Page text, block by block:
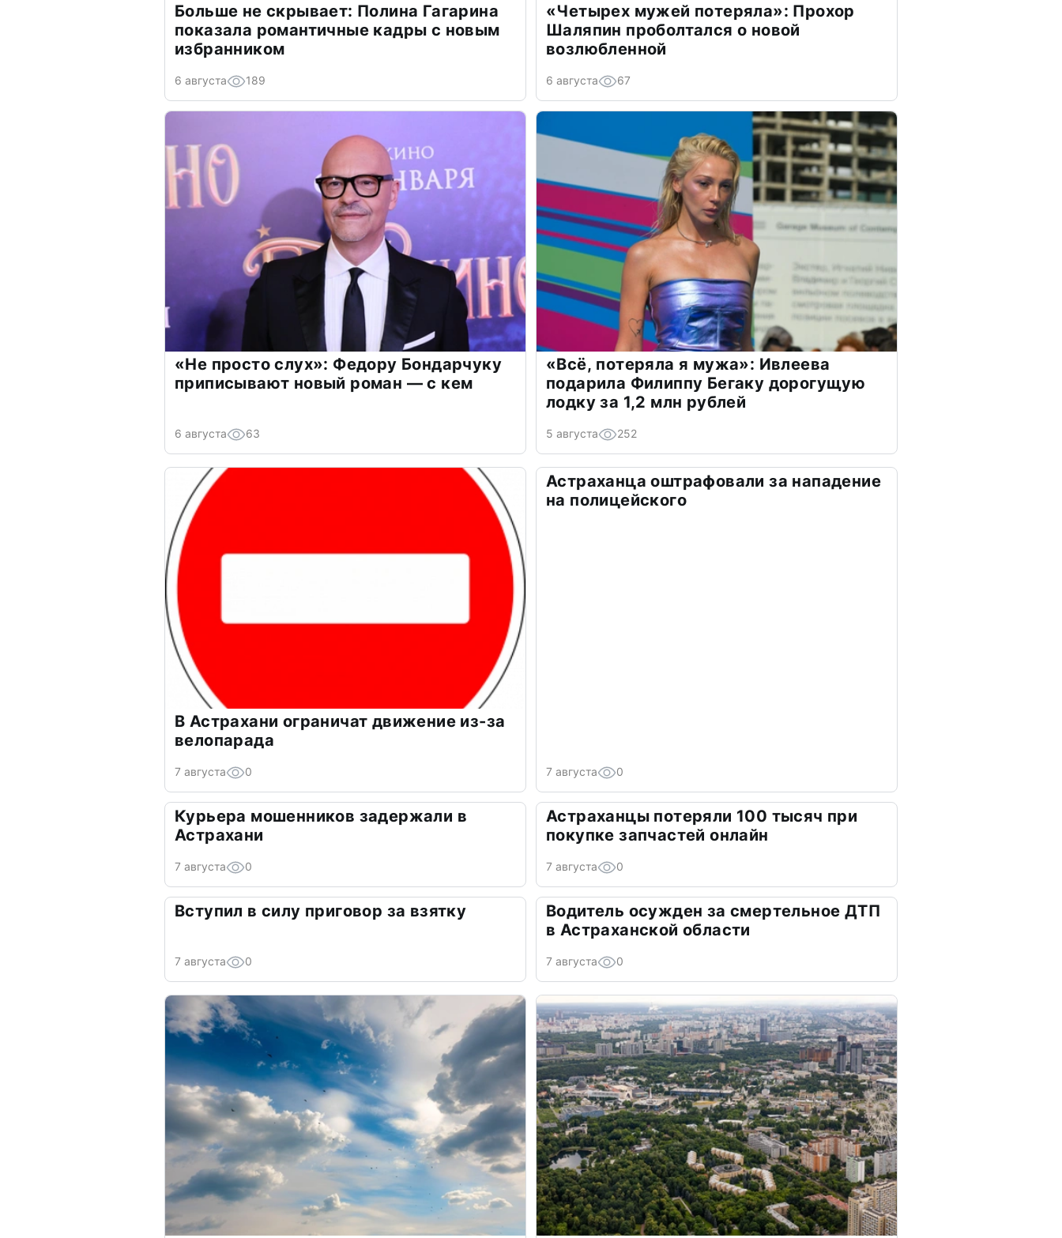
Больше не скрывает: Полина Гагарина
показала романтичные кадры с новым
избранником
6 августа 189
«Четырех мужей потеряла»: Прохор
Шаляпин проболтался о новой
возлюбленной
6 августа 67
«Не просто слух»: Федору Бондарчуку
приписывают новый роман — с кем
6 августа 63
«Всё, потеряла я мужа»: Ивлеева
подарила Филиппу Бегаку дорогущую
лодку за 1,2 млн рублей
5 августа 252
В Астрахани ограничат движение из-за
велопарада
7 августа 0
Астраханца оштрафовали за нападение
на полицейского
7 августа 0
Курьера мошенников задержали в
Астрахани
7 августа 0
Астраханцы потеряли 100 тысяч при
покупке запчастей онлайн
7 августа 0
Вступил в силу приговор за взятку
7 августа 0
Водитель осужден за смертельное ДТП
в Астраханской области
7 августа 0